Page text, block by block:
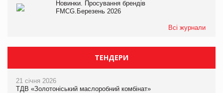
Новинки. Просування брендів
FMCG.Березень 2026
Всі журнали
ТЕНДЕРИ
21 січня 2026
ТДВ «Золотоніський маслоробний комбінат»